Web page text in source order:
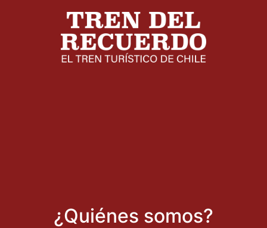
¿Quiénes somos?